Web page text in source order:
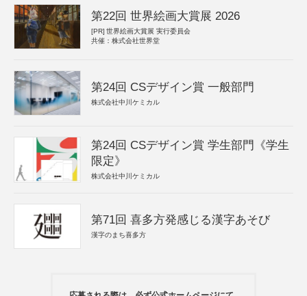
第22回 世界絵画大賞展 2026
[PR] 世界絵画大賞展 実行委員会
共催：株式会社世界堂
第24回 CSデザイン賞 一般部門
株式会社中川ケミカル
第24回 CSデザイン賞 学生部門《学生
限定》
株式会社中川ケミカル
第71回 喜多方発感じる漢字あそび
漢字のまち喜多方